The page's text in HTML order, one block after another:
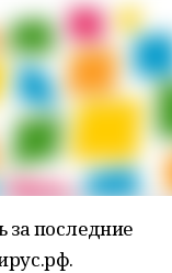
последние